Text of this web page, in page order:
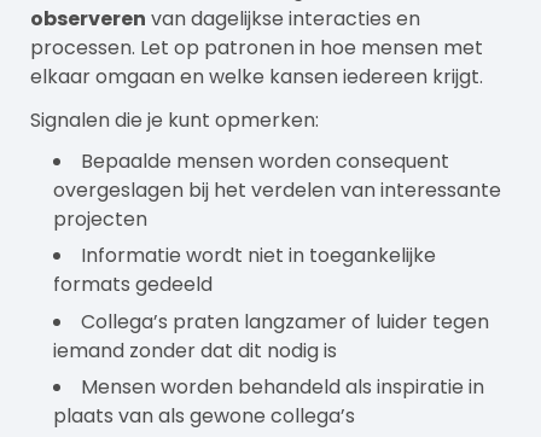
observeren van dagelijkse interacties en
processen. Let op patronen in hoe mensen met
elkaar omgaan en welke kansen iedereen krijgt.
Signalen die je kunt opmerken:
Bepaalde mensen worden consequent
overgeslagen bij het verdelen van interessante
projecten
Informatie wordt niet in toegankelijke
formats gedeeld
Collega’s praten langzamer of luider tegen
iemand zonder dat dit nodig is
Mensen worden behandeld als inspiratie in
plaats van als gewone collega’s